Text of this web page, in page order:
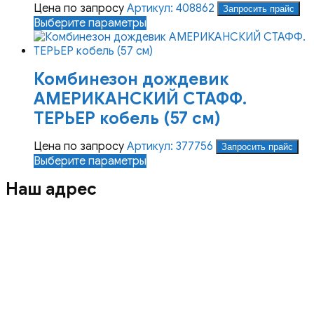
Цена по запросу Артикул: 408862 Запросить прайс
Выберите параметры
товар
имеет
вариаций.
Опции
можно
выбрать
странице
Комбинезон дождевик
АМЕРИКАНСКИЙ СТАФФ.
ТЕРЬЕР кобель (57 см)
Цена по запросу Артикул: 377756 Запросить прайс
Выберите параметры
Наш адрес